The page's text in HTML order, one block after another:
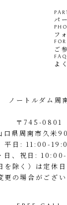
パ
フ
ご
FAQ
よ
ノートルダム周
〒745-0801
口県周南市久米
平日: 11:00-
日、祝日:
を除く）は定休日
更の場合がござい